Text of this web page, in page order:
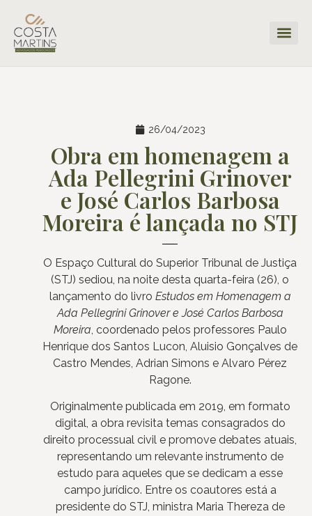
26/04/2023
Obra em homenagem a
Ada Pellegrini Grinover
e José Carlos Barbosa
Moreira é lançada no STJ
O Espaço Cultural do Superior Tribunal de Justiça
(STJ) sediou, na noite desta quarta-feira (26), o
lançamento do livro Estudos em Homenagem a
Ada Pellegrini Grinover e José Carlos Barbosa
Moreira, coordenado pelos professores Paulo
Henrique dos Santos Lucon, Aluisio Gonçalves de
Castro Mendes, Adrian Simons e Alvaro Pérez
Ragone.
Originalmente publicada em 2019, em formato
digital, a obra revisita temas consagrados do
direito processual civil e promove debates atuais,
representando um relevante instrumento de
estudo para aqueles que se dedicam a esse
campo jurídico. Entre os coautores está a
presidente do STJ, ministra Maria Thereza de